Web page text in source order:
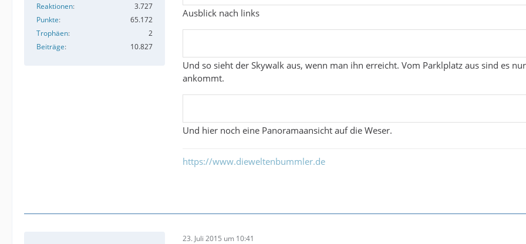
Reaktionen
3.727
Punkte
65.172
Trophäen
2
Beiträge
10.827
Ausblick nach links
Und so sieht der Skywalk aus, wenn man ihn erreicht. Vom Parklplatz aus sind es
ankommt.
Und hier noch eine Panoramaansicht auf die Weser.
https://www.dieweltenbummler.de
23. Juli 2015 um 10:41